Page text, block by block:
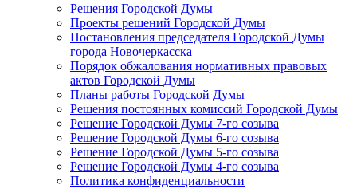
Решения Городской Думы
Проекты решений Городской Думы
Постановления председателя Городской Думы
города Новочеркасска
Порядок обжалования нормативных правовых
актов Городской Думы
Планы работы Городской Думы
Решения постоянных комиссий Городской Думы
Решение Городской Думы 7-го созыва
Решение Городской Думы 6-го созыва
Решение Городской Думы 5-го созыва
Решение Городской Думы 4-го созыва
Политика конфиденциальности